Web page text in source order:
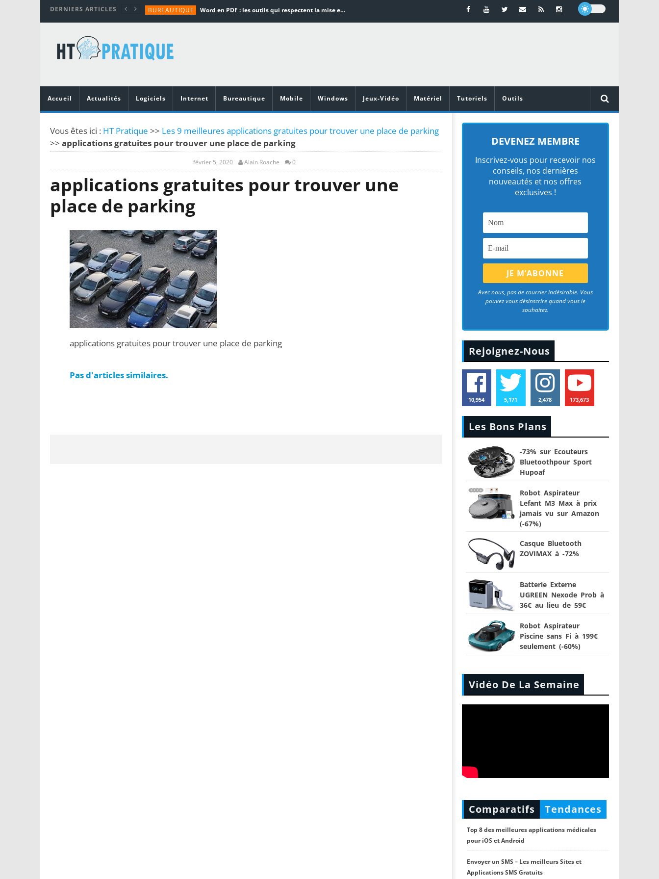
DERNIERS ARTICLES BUREAUTIQUE Word en PDF : les outils qui respectent la mise en page
TUTORIALS
MATÉRIEL
Vidéoprojecteurs Asus : Top 6 des meilleurs modèles de la marque
Accueil
Actualités Logiciels Internet Bureautique Mobile Windows Jeux-Vidéo Matériel Tutoriels Outils
Vous êtes ici : HT Pratique >> Les 9 meilleures applications gratuites pour trouver une place de parking
>> applications gratuites pour trouver une place de parking
février 5, 2020 Alain Roache 0
applications gratuites pour trouver une
place de parking
applications gratuites pour trouver une place de parking
Pas d'articles similaires.
DEVENEZ MEMBRE
Inscrivez-vous pour recevoir nos
conseils, nos dernières
nouveautés et nos offres
exclusives !
Avec nous, pas de courrier indésirable. Vous
pouvez vous désinscrire quand vous le
souhaitez.
Rejoignez-Nous
10,954 5,171 2,478 173,673
Les Bons Plans
-73% sur Ecouteurs
Bluetoothpour Sport
Hupoaf
Robot Aspirateur
Lefant M3 Max à prix
jamais vu sur Amazon
(-67%)
Casque Bluetooth
ZOVIMAX à -72%
Batterie Externe
UGREEN Nexode Prob à
36€ au lieu de 59€
Robot Aspirateur
Piscine sans Fi à 199€
seulement (-60%)
Vidéo De La Semaine
Comparatifs Tendances
Top 8 des meilleures applications médicales
pour iOS et Android
Envoyer un SMS – Les meilleurs Sites et
Applications SMS Gratuits